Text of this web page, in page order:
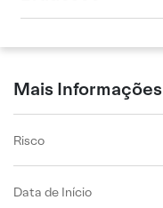
Mais Informações
Risco
Data de Início